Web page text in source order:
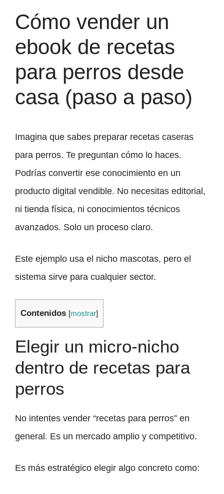
Cómo vender un
ebook de recetas
para perros desde
casa (paso a paso)
Imagina que sabes preparar recetas caseras
para perros. Te preguntan cómo lo haces.
Podrías convertir ese conocimiento en un
producto digital vendible. No necesitas editorial,
ni tienda física, ni conocimientos técnicos
avanzados. Solo un proceso claro.
Este ejemplo usa el nicho mascotas, pero el
sistema sirve para cualquier sector.
Contenidos [mostrar]
Elegir un micro-nicho
dentro de recetas para
perros
No intentes vender “recetas para perros” en
general. Es un mercado amplio y competitivo.
Es más estratégico elegir algo concreto como: